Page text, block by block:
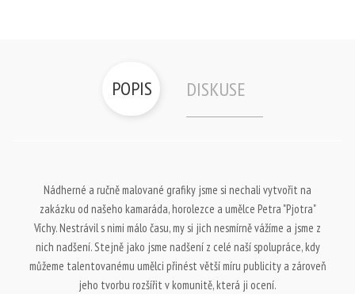
POPIS DISKUSE
Nádherné a ručně malované grafiky jsme si nechali vytvořit na
zakázku od našeho kamaráda, horolezce a umělce Petra "Pjotra"
Víchy. Nestrávil s nimi málo času, my si jich nesmírně vážíme a jsme z
nich nadšení. Stejně jako jsme nadšení z celé naší spolupráce, kdy
můžeme talentovanému umělci přinést větší míru publicity a zároveň
jeho tvorbu rozšířit v komunitě, která ji ocení.